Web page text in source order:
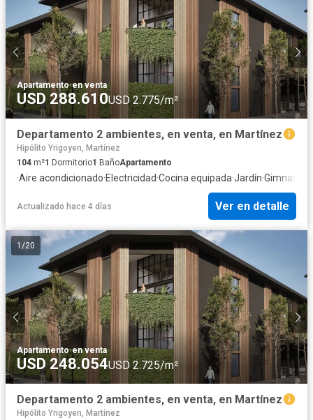
Apartamento·en venta
USD 288.610USD 2.775/m²
Departamento 2 ambientes, en venta, en Martínez
Hipólito Yrigoyen, Martínez
104 m²1 Dormitorio1 BañoApartamento
·Aire acondicionado·Electricidad·Cocina equipada·Jardín·Gimnasio
Actualizado hace 4 días Ver en detalle
1 /20
Apartamento·en venta
USD 248.054USD 2.725/m²
Departamento 2 ambientes, en venta, en Martínez
Hipólito Yrigoyen, Martínez